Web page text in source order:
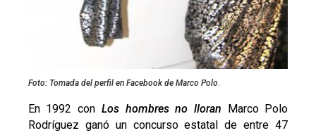
Foto: Tomada del perfil en Facebook de Marco Polo.
En 1992 con Los hombres no lloran Marco Polo
Rodríguez ganó un concurso estatal de entre 47